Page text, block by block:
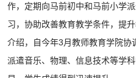
作，定期向马前初中和马前小学
习，协助改善教育教学条件，提
介绍，自今年3月教师教育学院
派遣音乐、物理、信息技术等学